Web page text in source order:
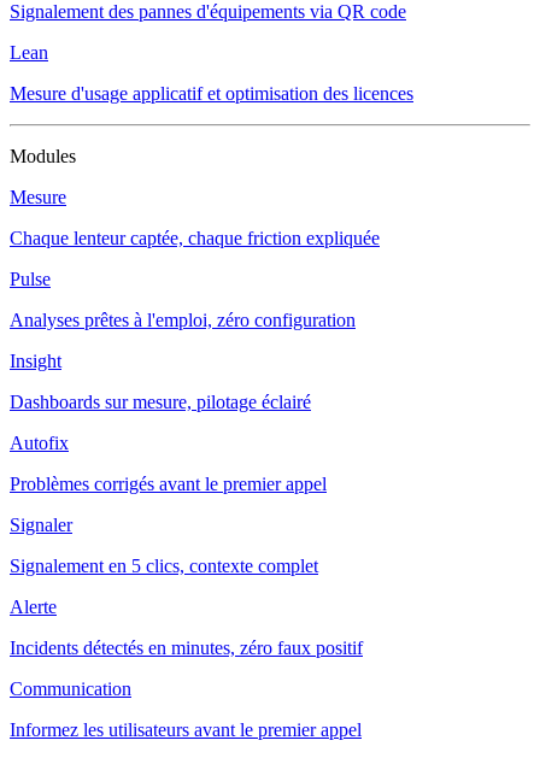
Signalement des pannes d'équipements via QR code
Lean
Mesure d'usage applicatif et optimisation des licences
Modules
Mesure
Chaque lenteur captée, chaque friction expliquée
Pulse
Analyses prêtes à l'emploi, zéro configuration
Insight
Dashboards sur mesure, pilotage éclairé
Autofix
Problèmes corrigés avant le premier appel
Signaler
Signalement en 5 clics, contexte complet
Alerte
Incidents détectés en minutes, zéro faux positif
Communication
Informez les utilisateurs avant le premier appel